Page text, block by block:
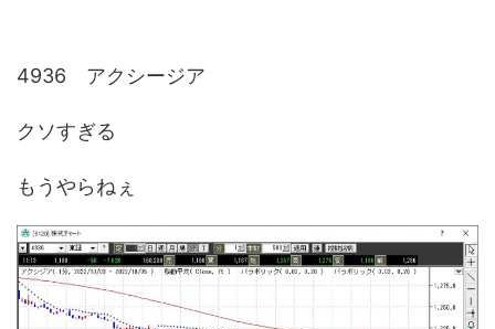
4936 アクシージア
クソすぎる
もうやらねぇ